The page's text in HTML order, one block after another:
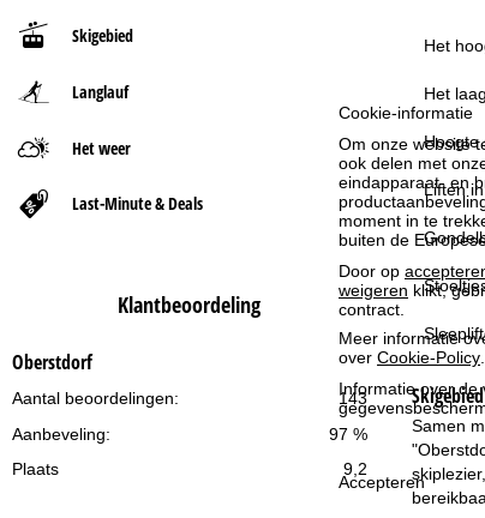
Cookie-informatie
Om onze website
ook delen met
eindapparaat- en
moment in te
buiten de
Door op
weigeren klikt,
contract.
Meer informatie
over Cookie-Policy.
Informatie over de
Accepteren
Skigebied
Langlauf
Het weer
Last-Minute & Deals
Klantbeoordeling
Oberstdorf
143
Aantal beoordelingen:
97 %
Aanbeveling:
Plaats
9,2
t
p
a
g
i
n
a
Het
Het
Hoogte
Liften
Samen